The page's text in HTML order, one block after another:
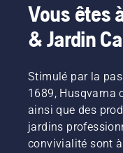
Vous êtes
& Jardin
Stimulé par la
1689, Husqvarna
ainsi que des
jardins
convivialité sont